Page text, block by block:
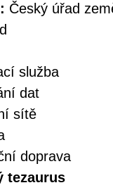
Český úřad
služba
dat
sítě
doprava
tezaurus